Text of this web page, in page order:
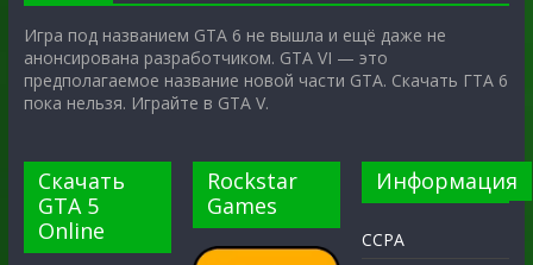
Игра под названием GTA 6 не вышла и ещё даже не
анонсирована разработчиком. GTA VI — это
предполагаемое название новой части GTA. Скачать ГТА 6
пока нельзя. Играйте в GTA V.
Скачать
GTA 5
Online
Rockstar
Games
Информация
CCPA